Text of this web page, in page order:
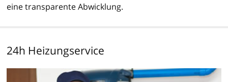
eine transparente Abwicklung.
24h Heizungservice